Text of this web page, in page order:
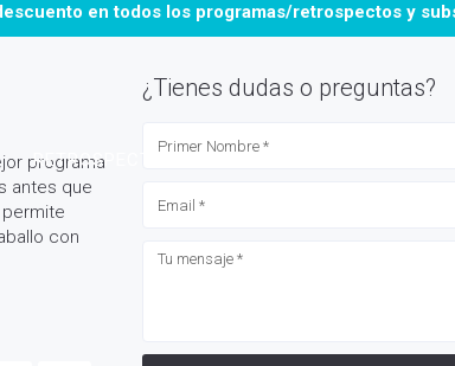
en todos los programas/retrospectos y
RETROSPECTOS / PROGRAMAS
programa
antes que
con
¿Tienes dudas o preguntas?